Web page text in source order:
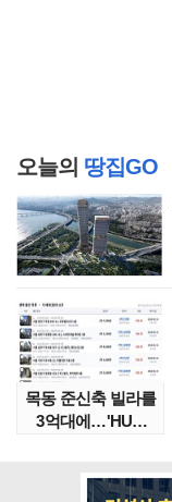
오늘의 땅집GO
목동 준신축 빌라를
3억대에…'HUG